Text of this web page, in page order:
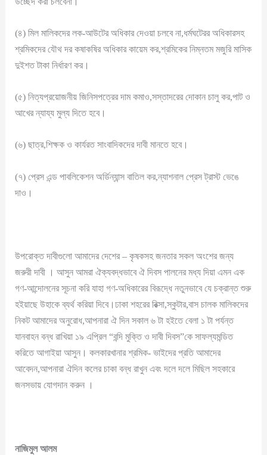
(৪) মিল মালিকদের লক-আউটের অধিকার দেওয়া চলবে না,ধর্মঘটেরর অধিকারসহ
শ্রমিকদের যৌথ দর কষাকষির অধিকার কায়েম কর,শ্রমিকের নিম্নতম মজুরি মাসিক
দুইশত টাকা নির্ধারণ কর।
(৫) নিত্যপ্রয়োজনীয় জিনিসপত্রের দাম কমাও,সস্তাদরের দোকান চালু কর,পাট ও
আখের ন্যায্য মুল্য দিতে হবে।
(৬) ছাত্র,শিক্ষক ও কার্যরত সাংবাদিকদের দাবী মানতে হবে।
(৭) প্রেস এন্ড পাবলিকেশন অর্ডিন্যান্স বাতিল কর,ন্যাশনাল প্রেস ট্রাস্ট ভেঙে
দাও।
উপরোক্ত দাবীগুলো আমাদের দেশের – কৃষকসহ জনতার সকল অংশের জন্য
জরুরী দাবী । আসুন আমরা ঐক্যবদ্ধভাবে ঐ দিবস পালনের মধ্য দিয়া এমন এক
গণ-আন্দোলনের সূচনা করি যাহা গণ-অধিকারের বিরূদ্ধে নতুনভাবে যে চক্রান্ত শুরু
হইয়াছে উহাকে ব্যর্থ করিয়া দিবে।ঢাকা শহরের রিক্সা,স্কুটার,বাস চালক মালিকদের
নিকট আমাদের অনুরোধ,আপনারা ঐ দিন সকাল ৬ টা হইতে বেলা ১ টা পর্যন্ত
যানবাহন বন্ধ রাখিয়া ১৯ এপ্রিল “বন্দি মুক্তি ও দাবী দিবস”কে সাফল্যমন্ডিত
করিতে আগাইয়া আসুন। কলকারখানার শ্রমিক- ভাইদের প্রতি আমাদের
আবেদন,আপনারা ঐদিন কলের চাকা বন্ধ রাখুন এবং দলে দলে মিছিল সহকারে
জনসভায় যোগদান করুন ।
নাজিমুল আলম